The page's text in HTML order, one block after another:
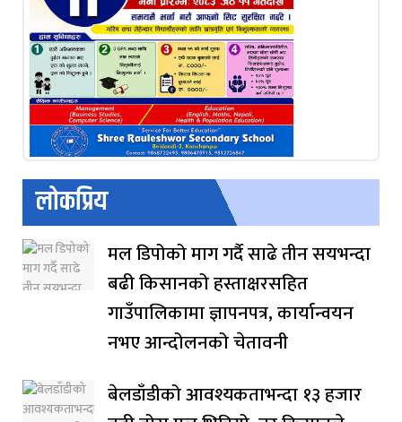
लोकप्रिय
मल डिपोको माग गर्दै साढे तीन सयभन्दा
बढी किसानको हस्ताक्षरसहित
गाउँपालिकामा ज्ञापनपत्र, कार्यान्वयन
नभए आन्दोलनको चेतावनी
बेलडाँडीको आवश्यकताभन्दा १३ हजार